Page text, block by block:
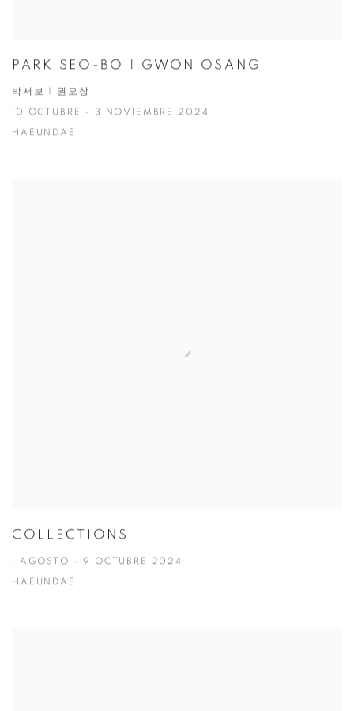
PARK SEO-BO | GWON OSANG
박서보 | 권오상
10 OCTUBRE - 3 NOVIEMBRE 2024
HAEUNDAE
COLLECTIONS
1 AGOSTO - 9 OCTUBRE 2024
HAEUNDAE